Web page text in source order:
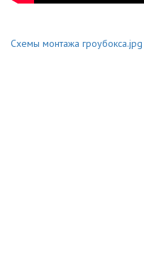
Схемы монтажа гроубокса.jpg